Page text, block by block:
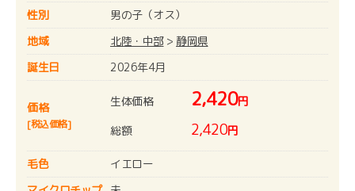
性別
男の子（オス）
地域
北陸・中部> 静岡県
誕生日
2026年4月
価格
[税込価格]
生体価格 2,420円
総額
2,420円
毛色
イエロー